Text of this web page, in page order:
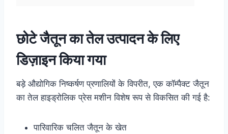
छोटे जैतून का तेल उत्पादन के लिए
डिज़ाइन किया गया
बड़े औद्योगिक निष्कर्षण प्रणालियों के विपरीत, एक कॉम्पैक्ट जैतून
का तेल हाइड्रोलिक प्रेस मशीन विशेष रूप से विकसित की गई है:
पारिवारिक चलित जैतून के खेत